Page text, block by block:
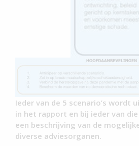
Ieder van de 5 scenario’s wordt
in het rapport en bij ieder van
een beschrijving van de
diverse adviesorganen.